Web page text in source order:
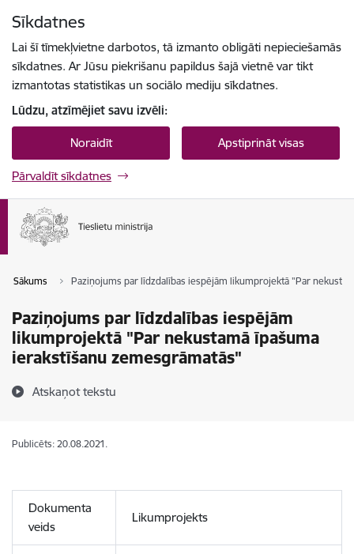
Sīkdatnes
Lai šī tīmekļvietne darbotos, tā izmanto obligāti nepieciešamās
sīkdatnes. Ar Jūsu piekrišanu papildus šajā vietnē var tikt
izmantotas statistikas un sociālo mediju sīkdatnes.
Lūdzu, atzīmējiet savu izvēli:
Noraidīt Apstiprināt visas
Pārvaldīt sīkdatnes
Sākums Paziņojums par līdzdalības iespējām likumprojektā "Par
Paziņojums par līdzdalības iespējām
likumprojektā "Par nekustamā īpašuma
ierakstīšanu zemesgrāmatās"
Atskaņot tekstu
Publicēts: 20.08.2021.
Dokumenta
veids
Likumprojekts